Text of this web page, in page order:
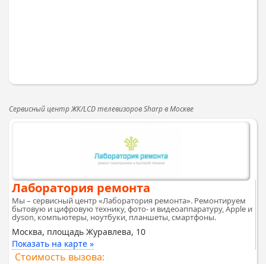
Сервисный центр ЖК/LCD телевизоров Sharp в Москве
Лаборатория ремонта
Мы – сервисный центр «Лаборатория ремонта». Ремонтируем
бытовую и цифровую технику, фото- и видеоаппаратуру, Apple и
dyson, компьютеры, ноутбуки, планшеты, смартфоны.
Москва, площадь Журавлева, 10
Показать на карте »
Стоимость вызова: